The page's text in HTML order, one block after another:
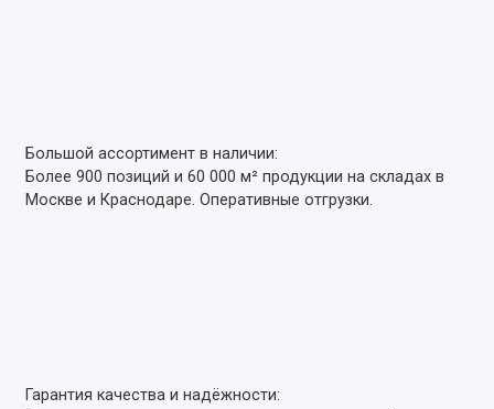
Большой ассортимент в наличии:
Более 900 позиций и 60 000 м² продукции на складах в
Москве и Краснодаре. Оперативные отгрузки.
Гарантия качества и надёжности: